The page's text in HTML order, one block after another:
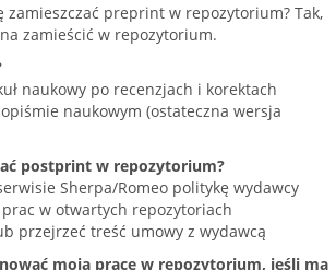
zamieszczać preprint w repozytorium? Tak,
zamieścić w repozytorium.
naukowy po recenzjach i korektach
naukowym (ostateczna wersja
postprint w repozytorium?
Sherpa/Romeo politykę wydawcy
w otwartych repozytoriach
przejrzeć treść umowy z wydawcą
moją pracę w repozytorium, jeśli ma